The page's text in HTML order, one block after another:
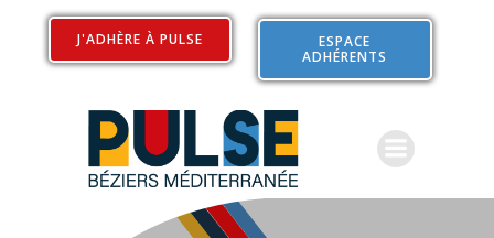
Aller
contenu
J'ADHÈRE À PULSE
ESPACE
ADHÉRENTS